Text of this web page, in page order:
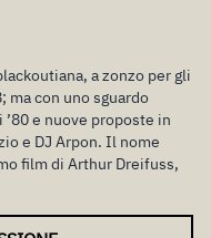
a zonzo per gli
ma con uno sguardo
e nuove proposte in
e DJ Arpon. Il nome
film di Arthur Dreifuss,